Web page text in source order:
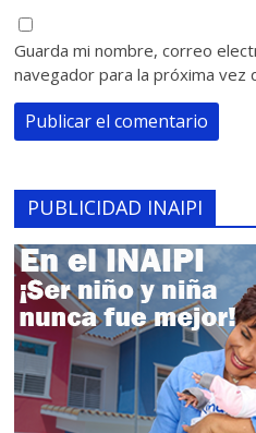
Guarda mi nombre, correo
navegador para la próxima vez
PUBLICIDAD INAIPI